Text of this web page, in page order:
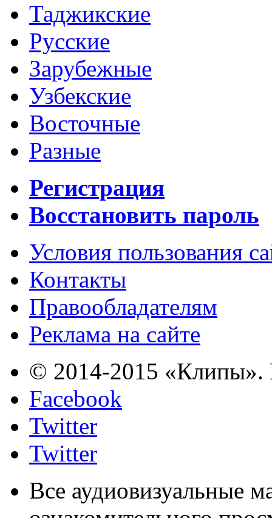
Таджикские
Русские
Зарубежные
Узбекские
Восточные
Разные
Регистрация
Восстановить пароль
Условия пользования
Контакты
Правообладателям
Реклама на сайте
© 2014-2015 «Клипы».
Facebook
Twitter
Twitter
Все аудиовизуальные